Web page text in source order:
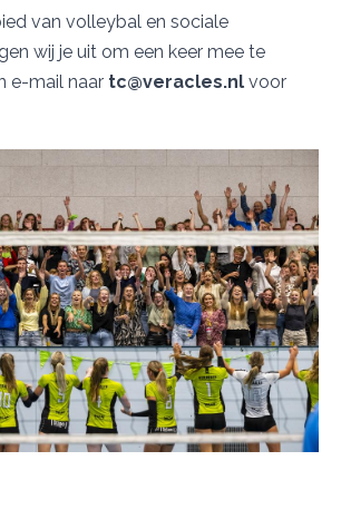
van volleybal en sociale
wij je uit om een keer mee te
e-mail naar tc@veracles.nl voor